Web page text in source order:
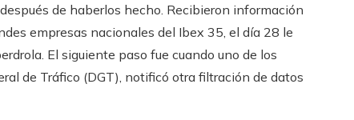
de haberlos hecho. Recibieron información
empresas nacionales del Ibex 35, el día 28 le
El siguiente paso fue cuando uno de los
de Tráfico (DGT), notificó otra filtración de datos